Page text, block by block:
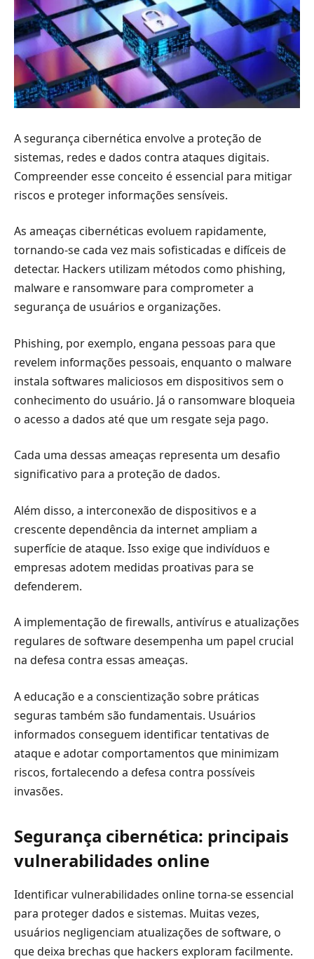
A segurança cibernética envolve a proteção de
sistemas, redes e dados contra ataques digitais.
Compreender esse conceito é essencial para mitigar
riscos e proteger informações sensíveis.
As ameaças cibernéticas evoluem rapidamente,
tornando-se cada vez mais sofisticadas e difíceis de
detectar. Hackers utilizam métodos como phishing,
malware e ransomware para comprometer a
segurança de usuários e organizações.
Phishing, por exemplo, engana pessoas para que
revelem informações pessoais, enquanto o malware
instala softwares maliciosos em dispositivos sem o
conhecimento do usuário. Já o ransomware bloqueia
o acesso a dados até que um resgate seja pago.
Cada uma dessas ameaças representa um desafio
significativo para a proteção de dados.
Além disso, a interconexão de dispositivos e a
crescente dependência da internet ampliam a
superfície de ataque. Isso exige que indivíduos e
empresas adotem medidas proativas para se
defenderem.
A implementação de firewalls, antivírus e atualizações
regulares de software desempenha um papel crucial
na defesa contra essas ameaças.
A educação e a conscientização sobre práticas
seguras também são fundamentais. Usuários
informados conseguem identificar tentativas de
ataque e adotar comportamentos que minimizam
riscos, fortalecendo a defesa contra possíveis
invasões.
Segurança cibernética: principais
vulnerabilidades online
Identificar vulnerabilidades online torna-se essencial
para proteger dados e sistemas. Muitas vezes,
usuários negligenciam atualizações de software, o
que deixa brechas que hackers exploram facilmente.